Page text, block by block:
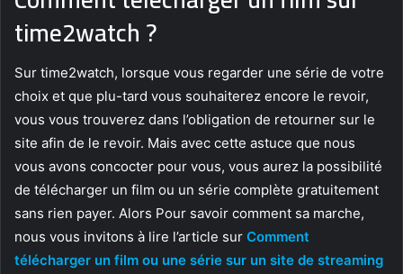
time2watch ?
Sur time2watch, lorsque vous regarder une série de votre
choix et que plu-tard vous souhaiterez encore le revoir,
vous vous trouverez dans l’obligation de retourner sur le
site afin de le revoir. Mais avec cette astuce que nous
vous avons concocter pour vous, vous aurez la possibilité
de télécharger un film ou un série complète gratuitement
sans rien payer. Alors Pour savoir comment sa marche,
nous vous invitons à lire l’article sur Comment
télécharger un film ou une série sur un site de streaming